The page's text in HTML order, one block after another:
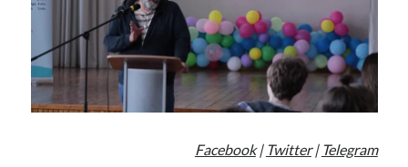
Facebook| Twitter| Telegram